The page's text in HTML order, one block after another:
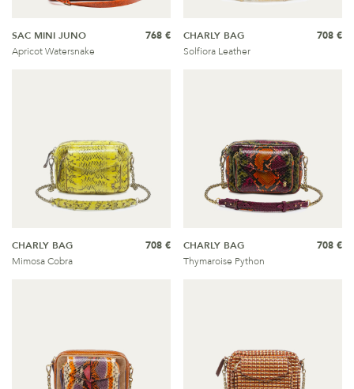
SAC MINI JUNO
Apricot Watersnake
768 €
CHARLY BAG
Solfiora Leather
708 €
CHARLY BAG
Mimosa Cobra
708 €
CHARLY BAG
Thymaroise Python
708 €